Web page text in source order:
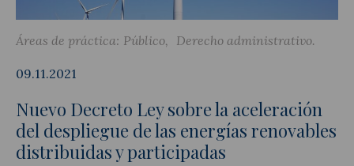
Notícias y artículos
Áreas de práctica: Público Derecho administrativo
09.11.2021
Nuevo Decreto Ley sobre la aceleración
del despliegue de las energías renovables
distribuidas y participadas